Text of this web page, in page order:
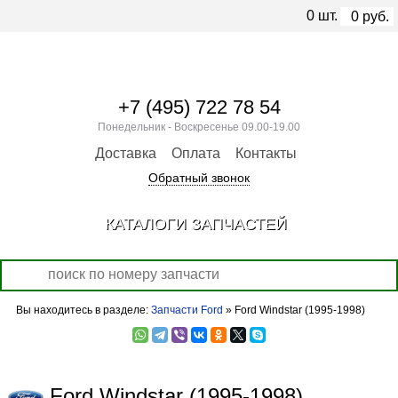
Вы находитесь в разделе: Запчасти Ford » Ford Windstar (1995-1998)
+7 (495) 722 78 54
Понедельник - Воскресенье 09.00-19.00
Доставка Оплата Контакты
Обратный звонок
0 шт. 0 руб.
КАТАЛОГИ ЗАПЧАСТЕЙ